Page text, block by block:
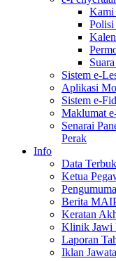
Kami
Polisi
Sistem e-
Aplikasi
Sistem e-
Maklumat
Senarai
Perak
Info
Data
Ketua
Berita
Keratan
Klinik Jawi
Laporan
Iklan